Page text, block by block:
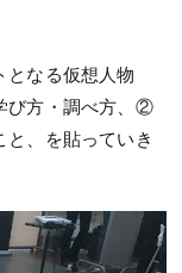
となる仮想人物
び方・調べ方、②
、を貼っていき